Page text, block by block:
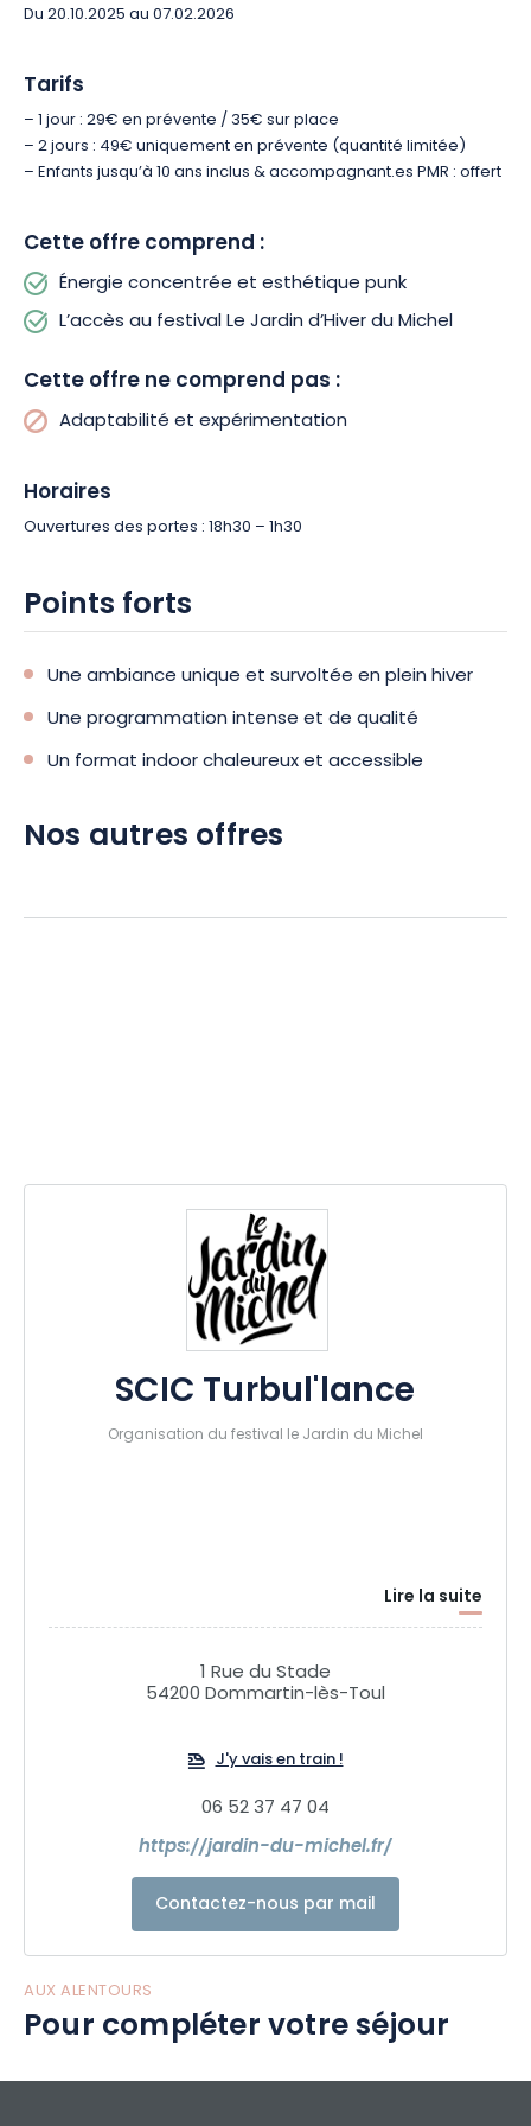
Du 20.10.2025 au 07.02.2026
Tarifs
– 1 jour : 29€ en prévente / 35€ sur place
– 2 jours : 49€ uniquement en prévente (quantité limitée)
– Enfants jusqu’à 10 ans inclus & accompagnant.es PMR : offert
Cette offre comprend :
Énergie concentrée et esthétique punk
L’accès au festival Le Jardin d’Hiver du Michel
Cette offre ne comprend pas :
Adaptabilité et expérimentation
Horaires
Ouvertures des portes : 18h30 – 1h30
Points forts
Une ambiance unique et survoltée en plein hiver
Une programmation intense et de qualité
Un format indoor chaleureux et accessible
Nos autres offres
SCIC Turbul'lance
Organisation du festival le Jardin du Michel
Lire la suite
1 Rue du Stade
54200 Dommartin-lès-Toul
J'y vais en train !
06 52 37 47 04
https://jardin-du-michel.fr/
Contactez-nous par mail
AUX ALENTOURS
Pour compléter votre séjour